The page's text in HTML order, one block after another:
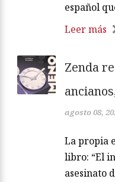
español
Leer más
Zenda
agosto 08,
La propia
libro: “El
asesinato